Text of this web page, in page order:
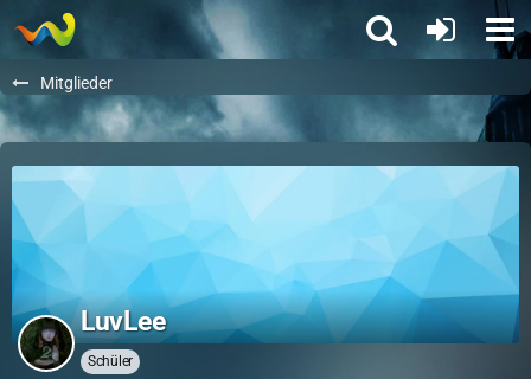
Mitglieder
LuvLee
Schüler